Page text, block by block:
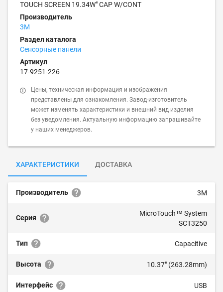
TOUCH SCREEN 19.34W" CAP W/CONT
Производитель
3M
Раздел каталога
Сенсорные панели
Артикул
17-9251-226
Цены, техническая информация и изображения
представлены для ознакомления. Завод-изготовитель
может изменять характеристики и внешний вид изделия
без уведомления. Актуальную информацию запрашивайте
у наших менеджеров.
ХАРАКТЕРИСТИКИ ДОСТАВКА
Производитель 3M
Серия
MicroTouch™ System
SCT3250
Тип Capacitive
Высота 10.37" (263.28mm)
Интерфейс USB